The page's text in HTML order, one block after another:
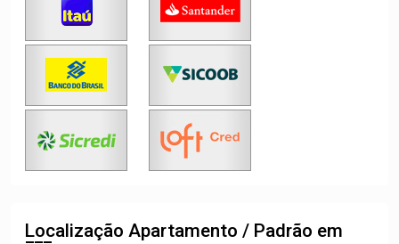
Localização Apartamento / Padrão em